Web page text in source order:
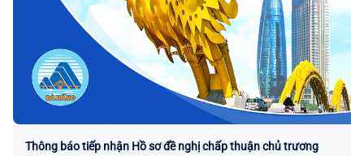
Thông báo tiếp nhận Hồ sơ đề nghị chấp thuận chủ trương